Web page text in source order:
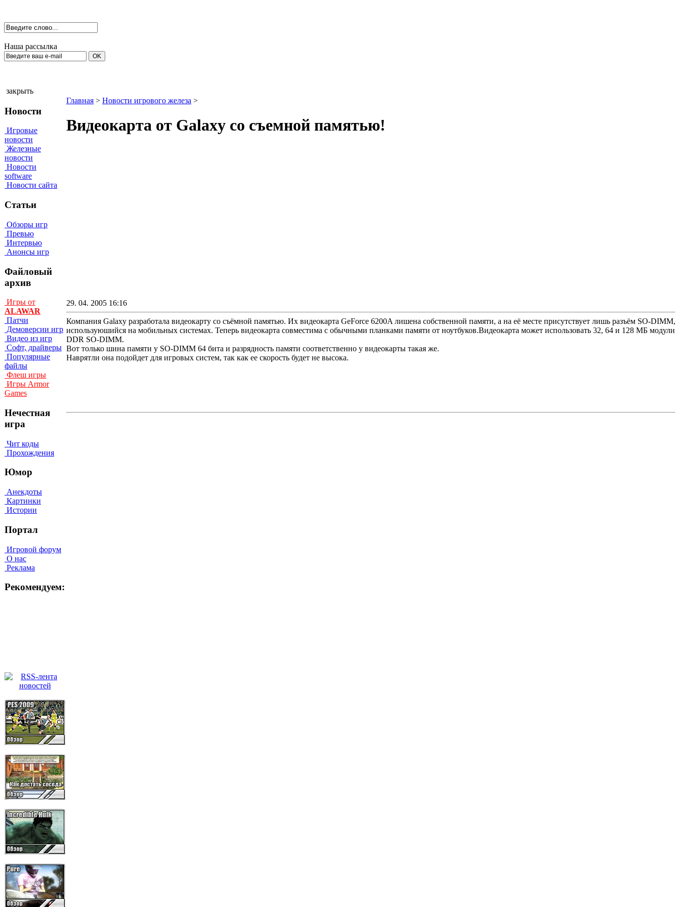
Наша рассылка
закрыть
Новости
Игровые
новости
Железные
новости
Новости
software
Новости сайта
Статьи
Обзоры игр
Превью
Интервью
Анонсы игр
Файловый
архив
Игры от
ALAWAR
Патчи
Демоверсии игр
Видео из игр
Софт, драйверы
Популярные
файлы
Флеш игры
Игры Armor
Games
Нечестная
игра
Чит коды
Прохождения
Юмор
Анекдоты
Картинки
Истории
Портал
Игровой форум
О нас
Реклама
Рекомендуем:
Главная > Новости игрового железа >
Видеокарта от Galaxy со съемной памятью!
29. 04. 2005 16:16
Компания Galaxy разработала видеокарту со съёмной памятью. Их видеокарта GeForce 6200A лишена собственной памяти, а на её месте присутствует лишь разъём SO-DIMM,
используюшийся на мобильных системах. Теперь видеокарта совместима с обычными планками памяти от ноутбуков.Видеокарта может использовать 32, 64 и 128 МБ модули
DDR SO-DIMM.
Вот только шина памяти у SO-DIMM 64 бита и разрядность памяти соответственно у видеокарты такая же.
Наврятли она подойдет для игровых систем, так как ее скорость будет не высока.